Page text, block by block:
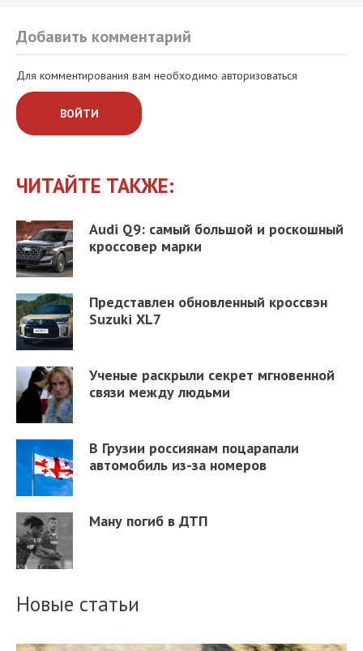
Добавить комментарий
Для комментирования вам необходимо авторизоваться
ВОЙТИ
ЧИТАЙТЕ ТАКЖЕ:
Audi Q9: самый большой и роскошный
кроссовер марки
Представлен обновленный кроссвэн
Suzuki XL7
Ученые раскрыли секрет мгновенной
связи между людьми
В Грузии россиянам поцарапали
автомобиль из-за номеров
Ману погиб в ДТП
Новые статьи